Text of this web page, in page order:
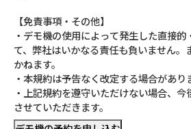
【免責事項・その他】
・デモ機の使用によって発生した直接
て、弊社はいかなる責任も負いません。
かねます。
・本規約は予告なく改定する場合があり
・上記規約を遵守いただけない場合、
させていただきます。